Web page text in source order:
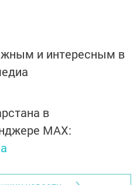
и интересным в
в
MАХ: